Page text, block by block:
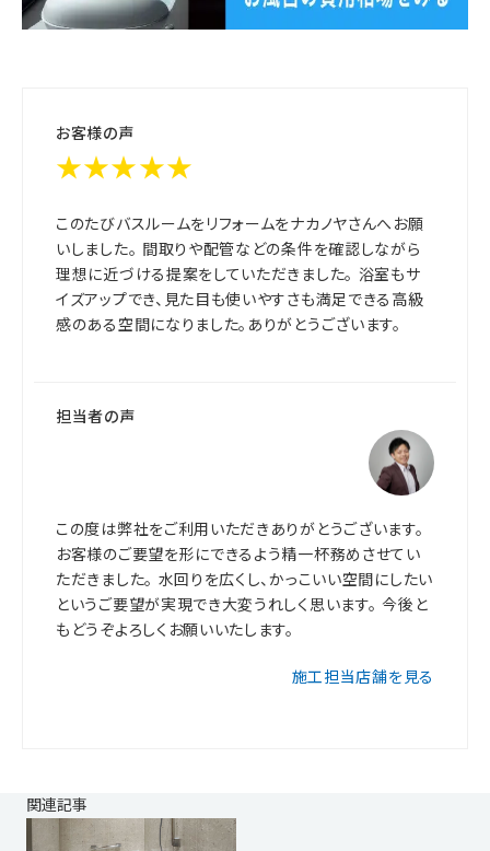
お客様の声
★★★★★
このたびバスルームをリフォームをナカノヤさんへお願
いしました。 間取りや配管などの条件を確認しながら
理想に近づける提案をしていただきました。 浴室もサ
イズアップでき、見た目も使いやすさも満足できる高級
感のある空間になりました。ありがとうございます。
担当者の声
この度は弊社をご利用いただきありがとうございます。
お客様のご要望を形にできるよう精一杯務めさせてい
ただきました。 水回りを広くし、かっこいい空間にしたい
というご要望が実現でき大変うれしく思います。 今後と
もどうぞよろしくお願いいたします。
施工担当店舗を見る
関連記事